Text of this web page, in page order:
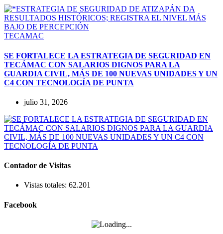
TECAMAC
SE FORTALECE LA ESTRATEGIA DE SEGURIDAD EN
TECÁMAC CON SALARIOS DIGNOS PARA LA
GUARDIA CIVIL, MÁS DE 100 NUEVAS UNIDADES Y UN
C4 CON TECNOLOGÍA DE PUNTA
julio 31, 2026
Contador de Visitas
Vistas totales: 62.201
Facebook